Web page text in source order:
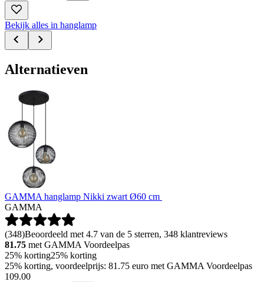
Bekijk alles in hanglamp
Alternatieven
GAMMA hanglamp Nikki zwart Ø60 cm
GAMMA
(348)Beoordeeld met 4.7 van de 5 sterren, 348 klantreviews
81.75 met GAMMA Voordeelpas
25% korting25% korting
25% korting, voordeelprijs: 81.75 euro met GAMMA Voordeelpas
109.00